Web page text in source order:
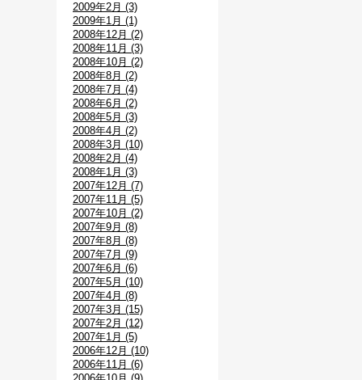
2009年2月 (3)
2009年1月 (1)
2008年12月 (2)
2008年11月 (3)
2008年10月 (2)
2008年8月 (2)
2008年7月 (4)
2008年6月 (2)
2008年5月 (3)
2008年4月 (2)
2008年3月 (10)
2008年2月 (4)
2008年1月 (3)
2007年12月 (7)
2007年11月 (5)
2007年10月 (2)
2007年9月 (8)
2007年8月 (8)
2007年7月 (9)
2007年6月 (6)
2007年5月 (10)
2007年4月 (8)
2007年3月 (15)
2007年2月 (12)
2007年1月 (5)
2006年12月 (10)
2006年11月 (6)